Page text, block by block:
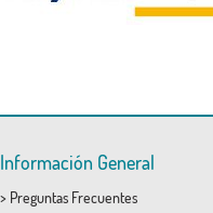
Información General
> Preguntas Frecuentes